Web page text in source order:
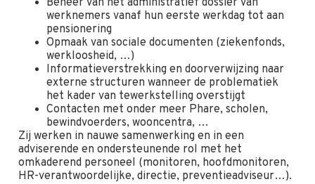
werknemers vanaf hun eerste werkdag tot aan
pensionering
Opmaak van sociale documenten (ziekenfonds,
werkloosheid, …)
Informatieverstrekking en doorverwijzing naar
externe structuren wanneer de problematiek
het kader van tewerkstelling overstijgt
Contacten met onder meer Phare, scholen,
bewindvoerders, wooncentra, …
Zij werken in nauwe samenwerking en in een
adviserende en ondersteunende rol met het
omkaderend personeel (monitoren, hoofdmonitoren,
HR-verantwoordelijke, directie, preventieadviseur…).